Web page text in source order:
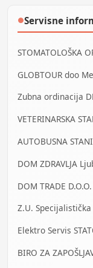
●Servisne
STOMATOLOŠKA
GLOBTOUR doo
Zubna ordinacija
VETERINARSKA
AUTOBUSNA
DOM ZDRAVLJA
DOM TRADE
Elektro Servis
BIRO ZA